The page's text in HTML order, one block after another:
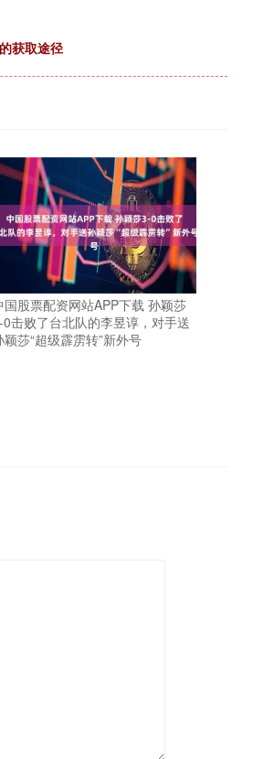
获取途径
国股票配资网站APP下载 孙颖莎
0击败了台北队的李昱谆，对手送
颖莎“超级霹雳转”新外号